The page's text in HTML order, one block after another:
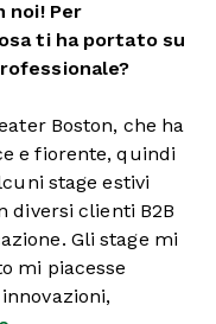
noi! Per
ti ha portato su
Boston, che ha
e fiorente, quindi
stage estivi
diversi clienti B2B
Gli stage mi
mi piacesse